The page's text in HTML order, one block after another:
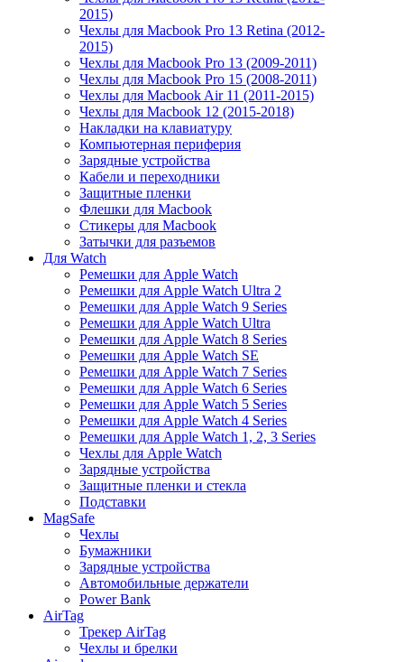
2015)
Чехлы для Macbook Pro 13 Retina (2012-
2015)
Чехлы для Macbook Pro 13 (2009-2011)
Чехлы для Macbook Pro 15 (2008-2011)
Чехлы для Macbook Air 11 (2011-2015)
Чехлы для Macbook 12 (2015-2018)
Накладки на клавиатуру
Компьютерная периферия
Зарядные устройства
Кабели и переходники
Защитные пленки
Флешки для Macbook
Стикеры для Macbook
Затычки для разъемов
Для Watch
Ремешки для Apple Watch
Ремешки для Apple Watch Ultra 2
Ремешки для Apple Watch 9 Series
Ремешки для Apple Watch Ultra
Ремешки для Apple Watch 8 Series
Ремешки для Apple Watch SE
Ремешки для Apple Watch 7 Series
Ремешки для Apple Watch 6 Series
Ремешки для Apple Watch 5 Series
Ремешки для Apple Watch 4 Series
Ремешки для Apple Watch 1, 2, 3 Series
Чехлы для Apple Watch
Зарядные устройства
Защитные пленки и стекла
Подставки
MagSafe
Чехлы
Бумажники
Зарядные устройства
Автомобильные держатели
Power Bank
AirTag
Трекер AirTag
Чехлы и брелки